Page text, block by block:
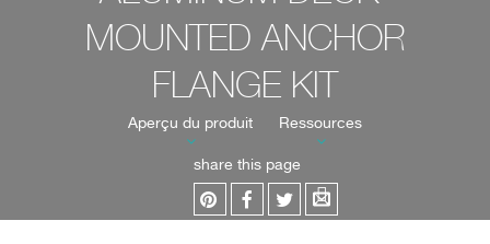
MOUNTED ANCHOR
FLANGE KIT
Aperçu du produit Ressources
share this page